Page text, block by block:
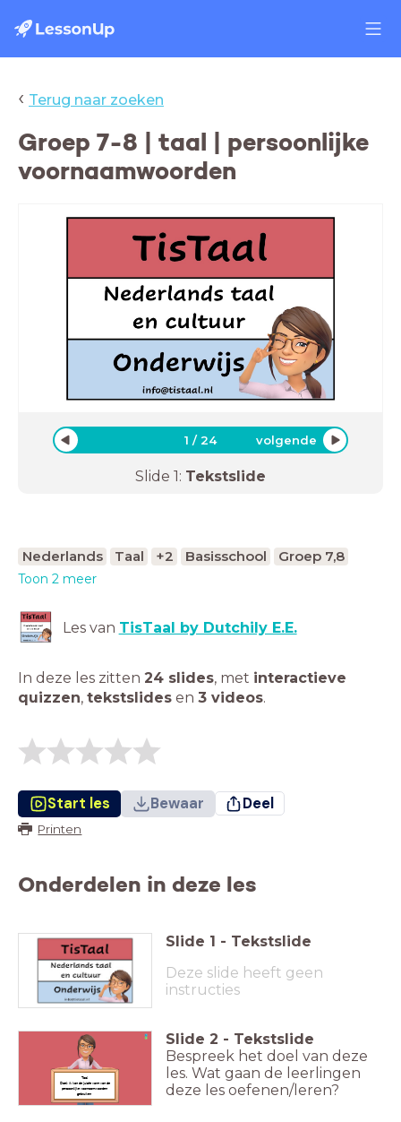
‹ Terug naar zoeken
Groep 7-8 | taal | persoonlijke
voornaamwoorden
1 /24 volgende
Slide 1: Tekstslide
Nederlands Taal +2 Basisschool Groep 7,8
Toon 2 meer
Les van TisTaal by Dutchily E.E.
In deze les zitten 24 slides, met interactieve
quizzen, tekstslides en 3 videos.
Start les Bewaar Deel
Printen
Onderdelen in deze les
Slide 1 - Tekstslide
Deze slide heeft geen
instructies
Taal
Doel: ik kan de juiste vorm van de
persoonlijke voornaamwoorden
gebruiken.
Slide 2 - Tekstslide
Bespreek het doel van deze
les. Wat gaan de leerlingen
deze les oefenen/leren?